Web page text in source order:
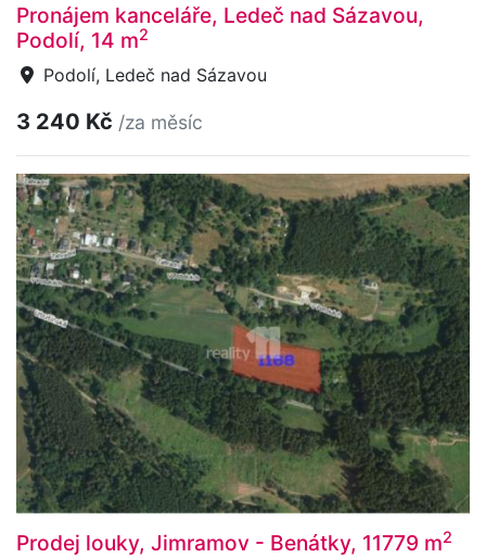
Pronájem kanceláře, Ledeč nad Sázavou,
Podolí, 14 m2
Podolí, Ledeč nad Sázavou
3 240 Kč /za měsíc
Prodej louky, Jimramov - Benátky, 11779 m2